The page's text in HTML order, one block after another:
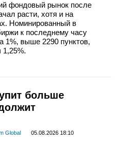
фондовый рынок после
расти, хотя и на
Номинированный в
к последнему часу
1%, выше 2290 пунктов,
больше
Global
05.08.2026 18:10